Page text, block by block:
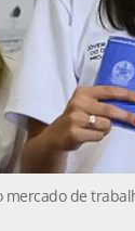
mercado de